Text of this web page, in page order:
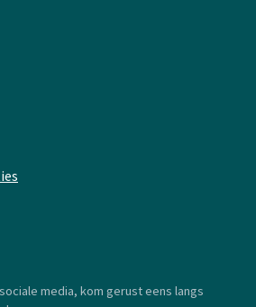
media, kom gerust eens langs